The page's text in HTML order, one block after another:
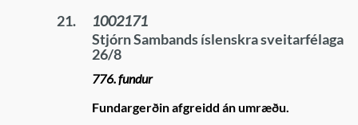
21.
1002171
Stjórn Sambands íslenskra sveitarfélaga
26/8
776. fundur
Fundargerðin afgreidd án umræðu.